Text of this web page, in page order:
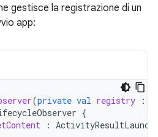
gestisce la registrazione di un
app:
(private val registry :
{
: